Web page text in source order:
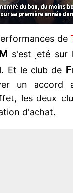
de
s'est jeté sur
Et le club de
un accord
les deux
d'achat.